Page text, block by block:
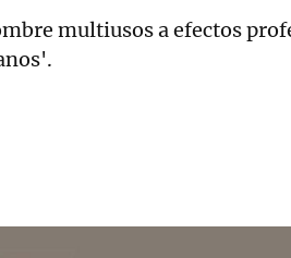
multiusos a efectos